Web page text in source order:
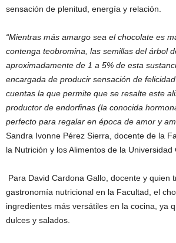
sensación de plenitud, energía y relación.
“Mientras más amargo sea el chocolate es
contenga teobromina, las semillas del árbol
aproximadamente de 1 a 5% de esta
encargada de producir sensación de
cuentas la que permite que se resalte este
productor de endorfinas (la conocida
perfecto para regalar en época de amor y
Sandra Ivonne Pérez Sierra, docente de la
la Nutrición y los Alimentos de la Universidad
Para David Cardona Gallo, docente y quien
gastronomía nutricional en la Facultad, el
ingredientes más versátiles en la cocina, ya
dulces y salados.